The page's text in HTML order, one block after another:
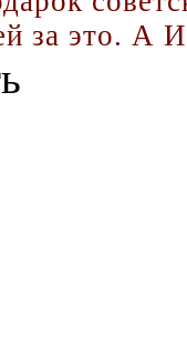
за это. А